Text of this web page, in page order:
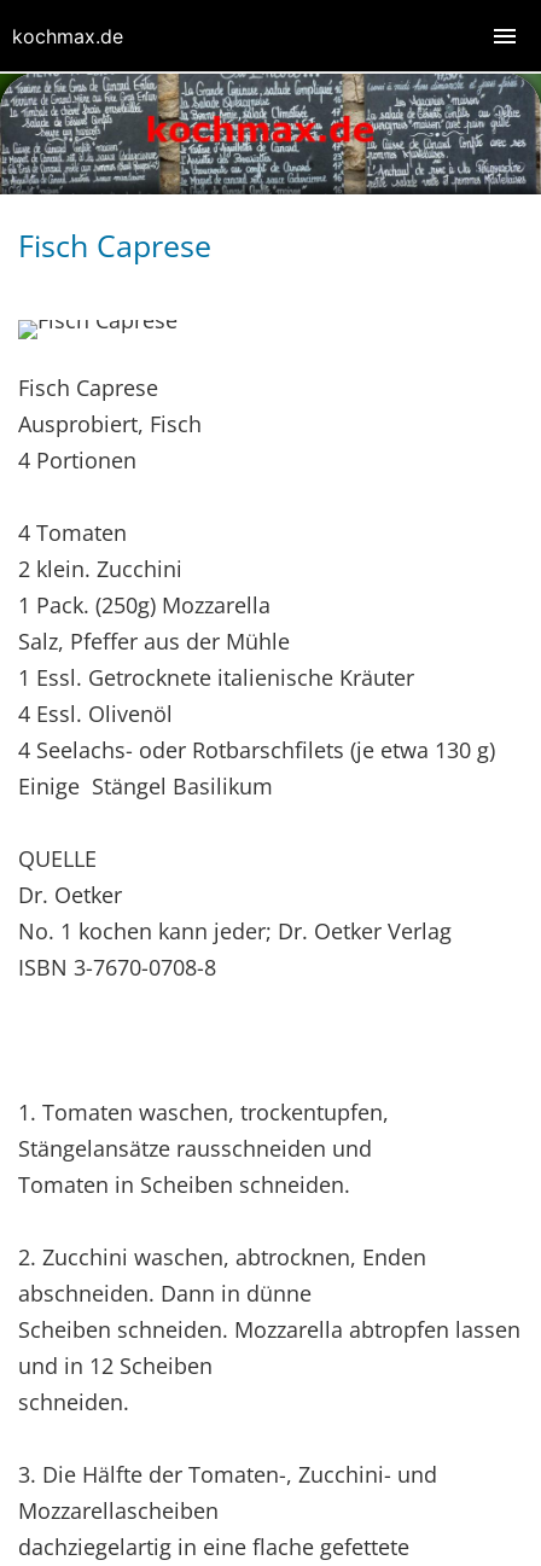
Fisch Caprese
Fisch Caprese
Ausprobiert, Fisch
4 Portionen
4 Tomaten
2 klein. Zucchini
1 Pack. (250g) Mozzarella
Salz, Pfeffer aus der Mühle
1 Essl. Getrocknete italienische Kräuter
4 Essl. Olivenöl
4 Seelachs- oder Rotbarschfilets (je etwa 130 g)
Einige Stängel Basilikum
QUELLE
Dr. Oetker
No. 1 kochen kann jeder; Dr. Oetker Verlag
ISBN 3-7670-0708-8
1. Tomaten waschen, trockentupfen,
Stängelansätze rausschneiden und
Tomaten in Scheiben schneiden.
2. Zucchini waschen, abtrocknen, Enden
abschneiden. Dann in dünne
Scheiben schneiden. Mozzarella abtropfen lassen
und in 12 Scheiben
schneiden.
3. Die Hälfte der Tomaten-, Zucchini- und
Mozzarellascheiben
dachziegelartig in eine flache gefettete
kochmax.de